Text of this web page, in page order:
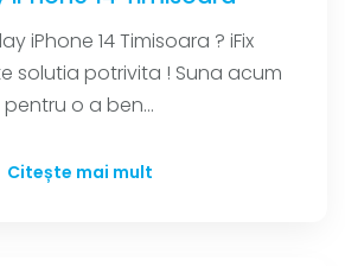
iPhone 14 Timisoara ? iFix
solutia potrivita ! Suna acum
pentru o a ben...
Citește mai mult